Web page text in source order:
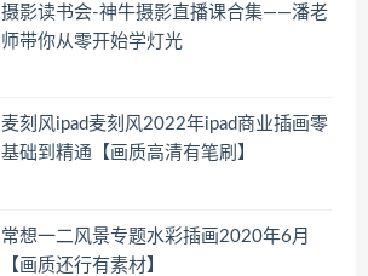
摄影读书会-神牛摄影直播课合集——潘老
师带你从零开始学灯光
麦刻风ipad麦刻风2022年ipad商业插画零
基础到精通【画质高清有笔刷】
常想一二风景专题水彩插画2020年6月
【画质还行有素材】